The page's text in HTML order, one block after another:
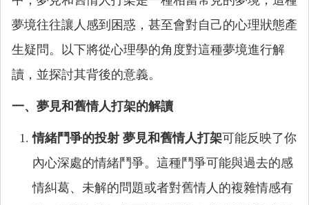
夢境往往讓人感到困惑，甚至會對自己的心理狀態產
生疑問。以下將從心理學的角度對這種夢境進行解
讀，並探討其背後的意義。
一、夢見和舊情人打架的解讀
情緒鬥爭的投射 夢見和舊情人打架可能反映了你
內心深處的情緒鬥爭。這種鬥爭可能與過去的感
情糾葛、未解的問題或者對舊情人的複雜情感有